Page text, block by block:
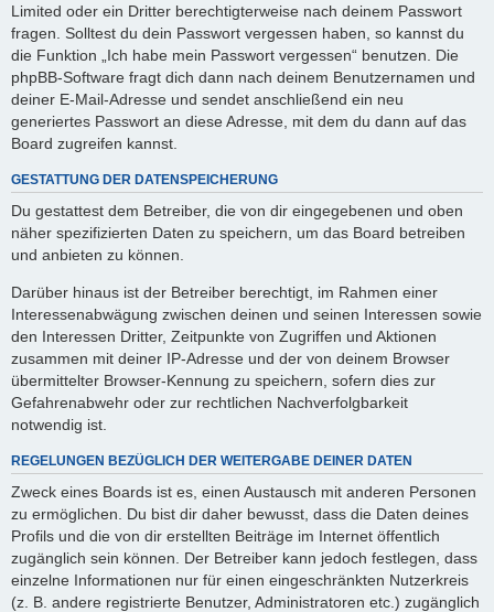
Limited oder ein Dritter berechtigterweise nach deinem Passwort
fragen. Solltest du dein Passwort vergessen haben, so kannst du
die Funktion „Ich habe mein Passwort vergessen“ benutzen. Die
phpBB-Software fragt dich dann nach deinem Benutzernamen und
deiner E-Mail-Adresse und sendet anschließend ein neu
generiertes Passwort an diese Adresse, mit dem du dann auf das
Board zugreifen kannst.
GESTATTUNG DER DATENSPEICHERUNG
Du gestattest dem Betreiber, die von dir eingegebenen und oben
näher spezifizierten Daten zu speichern, um das Board betreiben
und anbieten zu können.
Darüber hinaus ist der Betreiber berechtigt, im Rahmen einer
Interessenabwägung zwischen deinen und seinen Interessen sowie
den Interessen Dritter, Zeitpunkte von Zugriffen und Aktionen
zusammen mit deiner IP-Adresse und der von deinem Browser
übermittelter Browser-Kennung zu speichern, sofern dies zur
Gefahrenabwehr oder zur rechtlichen Nachverfolgbarkeit
notwendig ist.
REGELUNGEN BEZÜGLICH DER WEITERGABE DEINER DATEN
Zweck eines Boards ist es, einen Austausch mit anderen Personen
zu ermöglichen. Du bist dir daher bewusst, dass die Daten deines
Profils und die von dir erstellten Beiträge im Internet öffentlich
zugänglich sein können. Der Betreiber kann jedoch festlegen, dass
einzelne Informationen nur für einen eingeschränkten Nutzerkreis
(z. B. andere registrierte Benutzer, Administratoren etc.) zugänglich